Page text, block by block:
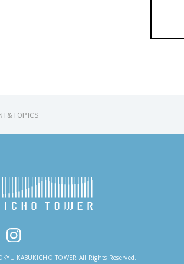
KABUKICHO TOWER All Rights Reserved.